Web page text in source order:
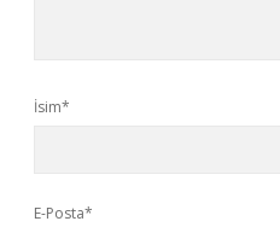
İsim*
E-Posta*